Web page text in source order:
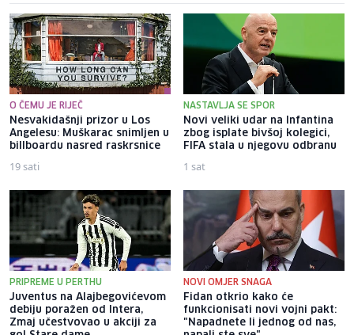
O ČEMU JE RIJEČ
Nesvakidašnji prizor u Los
Angelesu: Muškarac snimljen u
billboardu nasred raskrsnice
19 sati
NASTAVLJA SE SPOR
Novi veliki udar na Infantina
zbog isplate bivšoj kolegici,
FIFA stala u njegovu odbranu
1 sat
PRIPREME U PERTHU
Juventus na Alajbegovićevom
debiju poražen od Intera,
Zmaj učestvovao u akciji za
NOVI OMJER SNAGA
Fidan otkrio kako će
funkcionisati novi vojni pakt:
"Napadnete li jednog od nas,